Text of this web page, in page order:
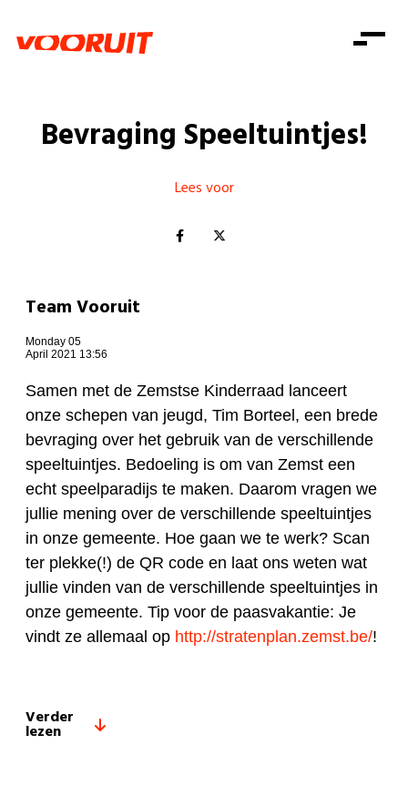
Zorg
Gelijke kansen
Onze mensen
Standpunten
Doe mee
Doe mee
Mis niets
Login
Login
Bevraging Speeltuintjes!
Lees voor
Team Vooruit
Monday 05
April 2021 13:56
Samen met de Zemstse Kinderraad lanceert
onze schepen van jeugd, Tim Borteel, een brede
bevraging over het gebruik van de verschillende
speeltuintjes. Bedoeling is om van Zemst een
echt speelparadijs te maken. Daarom vragen we
jullie mening over de verschillende speeltuintjes
in onze gemeente. Hoe gaan we te werk? Scan
ter plekke(!) de QR code en laat ons weten wat
jullie vinden van de verschillende speeltuintjes in
onze gemeente. Tip voor de paasvakantie: Je
vindt ze allemaal op http://stratenplan.zemst.be/!
Verder
lezen